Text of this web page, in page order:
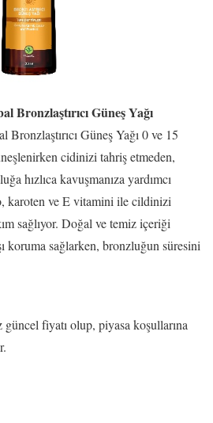
Bronzlaştırıcı Güneş Yağı
Güneş Yağı 0 ve 15
cidinizi tahriş etmeden,
hızlıca kavuşmanıza yardımcı
karoten ve E vitamini ile cildinizi
sağlıyor. Doğal ve temiz içeriği
koruma sağlarken, bronzluğun süresini
fiyatı olup, piyasa koşullarına